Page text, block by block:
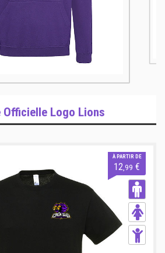
Officielle Logo Lions
À PARTIR DE
12 ,99 €